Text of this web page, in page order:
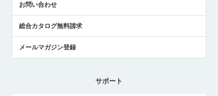
お問い合わせ
総合カタログ無料請求
メールマガジン登録
サポート